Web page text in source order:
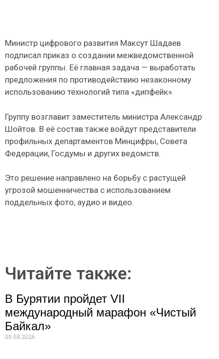
Министр цифрового развития Максут Шадаев
подписал приказ о создании межведомственной
рабочей группы. Её главная задача — выработать
предложения по противодействию незаконному
использованию технологий типа «дипфейк».
Группу возглавит заместитель министра Александр
Шойтов. В её состав также войдут представители
профильных департаментов Минцифры, Совета
Федерации, Госдумы и других ведомств.
Это решение направлено на борьбу с растущей
угрозой мошенничества с использованием
поддельных фото, аудио и видео.
Читайте также:
В Бурятии пройдет VII
международный марафон «Чистый
Байкал»
08.08.2026